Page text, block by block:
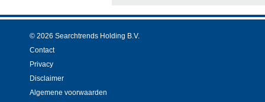
© 2026 Searchtrends Holding B.V.
Contact
Privacy
Disclaimer
Algemene voorwaarden